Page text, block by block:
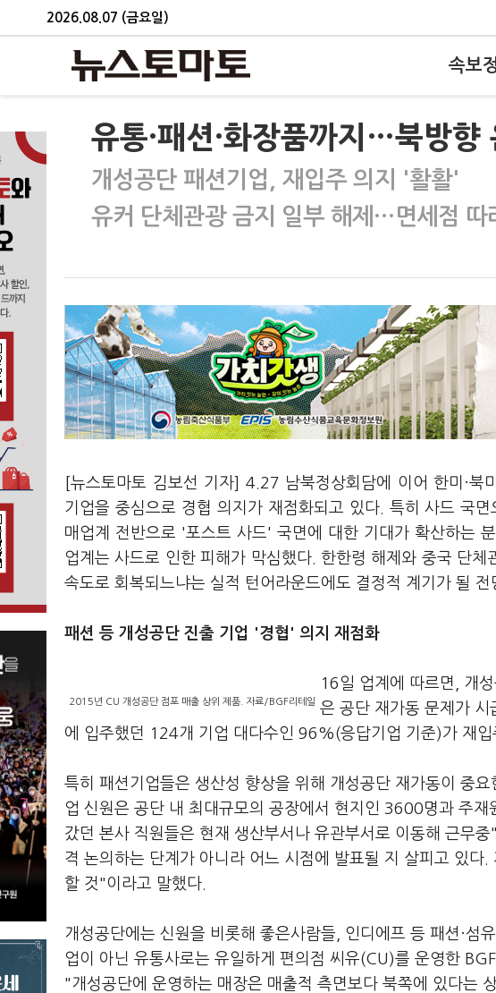
2026.08.07 (금요일)
속보
유통·패션·화장품까지…북방향
개성공단 패션기업, 재입주 의지 '활활'
유커 단체관광 금지 일부 해제…면세점 따
[뉴스토마토 김보선 기자] 4.27 남북정상회담에 이어 한미·북
기업을 중심으로 경협 의지가 재점화되고 있다. 특히 사드 국
매업계 전반으로 '포스트 사드' 국면에 대한 기대가 확산하는
업계는 사드로 인한 피해가 막심했다. 한한령 해제와 중국 단
속도로 회복되느냐는 실적 턴어라운드에도 결정적 계기가 될 전
패션 등 개성공단 진출 기업 '경협' 의지 재점화
2015년 CU 개성공단 점포 매출 상위 제품. 자료/BGF리테일
16일 업계에 따르면, 개
은 공단 재가동 문제가
에 입주했던 124개 기업 대다수인 96%(응답기업 기준)가 재입
특히 패션기업들은 생산성 향상을 위해 개성공단 재가동이 중
업 신원은 공단 내 최대규모의 공장에서 현지인 3600명과 주
갔던 본사 직원들은 현재 생산부서나 유관부서로 이동해 근무
격 논의하는 단계가 아니라 어느 시점에 발표될 지 살피고 있다
할 것"이라고 말했다.
개성공단에는 신원을 비롯해 좋은사람들, 인디에프 등 패션·섬
업이 아닌 유통사로는 유일하게 편의점 씨유(CU)를 운영한
"개성공단에 운영하는 매장은 매출적 측면보다 북쪽에 있다는